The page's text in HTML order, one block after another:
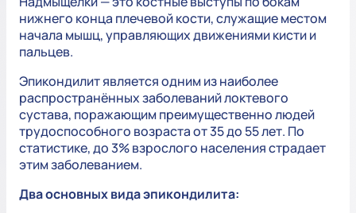
нижнего конца плечевой кости, служащие местом
начала мышц, управляющих движениями кисти и
пальцев.
Эпикондилит является одним из наиболее
распространённых заболеваний локтевого
сустава, поражающим преимущественно людей
трудоспособного возраста от 35 до 55 лет. По
статистике, до 3% взрослого населения страдает
этим заболеванием.
Два основных вида эпикондилита: